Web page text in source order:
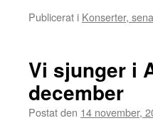
Publicerat i Konserter,
Vi sjunger i
december
Postat den 14 november,